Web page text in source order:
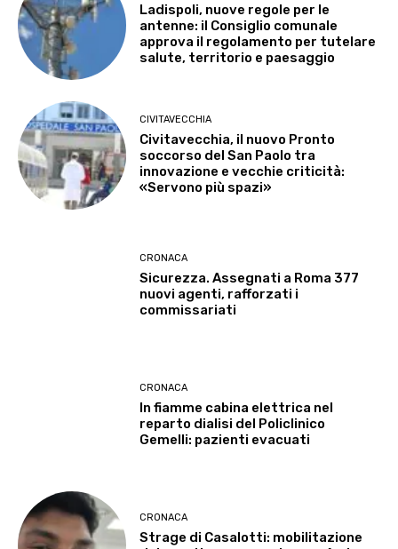
Ladispoli, nuove regole per le
antenne: il Consiglio comunale
approva il regolamento per tutelare
salute, territorio e paesaggio
CIVITAVECCHIA
Civitavecchia, il nuovo Pronto
soccorso del San Paolo tra
innovazione e vecchie criticità:
«Servono più spazi»
CRONACA
Sicurezza. Assegnati a Roma 377
nuovi agenti, rafforzati i
commissariati
CRONACA
In fiamme cabina elettrica nel
reparto dialisi del Policlinico
Gemelli: pazienti evacuati
CRONACA
Strage di Casalotti: mobilitazione